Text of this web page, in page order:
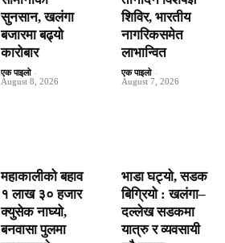
सुनसान, खलंगा
बजारमा बढ्यो
कारोबार
एक पाइलो -
August 8, 2026
शिविर, भारतीय
नागरिकसमेत
लाभान्वित
एक पाइलो -
August 7, 2026
महाकालीको बहाव
१ लाख ३० हजार
क्युसेक नाघ्यो,
बनवासा पुलमा
भाडा घट्यो, सडक
बिग्रियो : खलंगा–
दल्लेख सडकमा
यात्रु र व्यवसायी